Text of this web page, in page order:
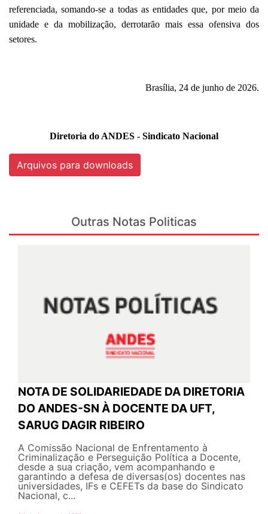
referenciada, somando-se a todas as entidades que, por meio da
unidade e da mobilização, derrotarão mais essa ofensiva dos
setores.
Brasília, 24 de junho de 2026.
Diretoria do ANDES - Sindicato Nacional
Arquivos para downloads
Outras Notas Politicas
NOTA DE SOLIDARIEDADE DA DIRETORIA
DO ANDES-SN À DOCENTE DA UFT,
SARUG DAGIR RIBEIRO
A Comissão Nacional de Enfrentamento à
Criminalização e Perseguição Política a Docente,
desde a sua criação, vem acompanhando e
garantindo a defesa de diversas(os) docentes nas
universidades, IFs e CEFETs da base do Sindicato
Nacional, c...